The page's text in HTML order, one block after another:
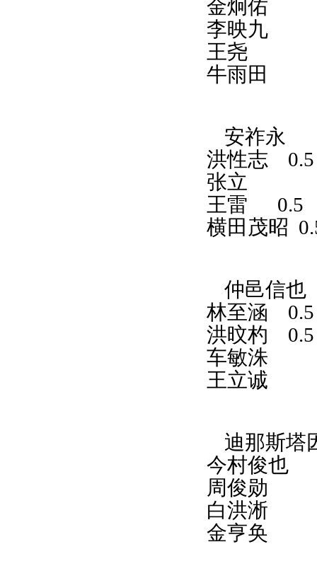
金炯佑
李映九
王尧
牛雨田
安祚永
洪性志
张立
王雷
0.5
横田茂昭
仲邑信也
林至涵
0.5
洪旼杓
0.5
车敏洙
王立诚
迪那斯塔
今村俊也
周俊勋
白洪淅
金亨奂